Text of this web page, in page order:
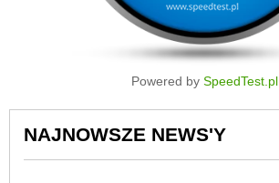
Powered by SpeedTest.pl
NAJNOWSZE NEWS'Y